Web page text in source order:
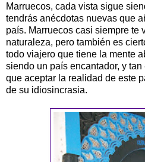
Marruecos, cada vista sigue
tendrás anécdotas nuevas que
país. Marruecos casi siempre te
naturaleza, pero también es
todo viajero que tiene la mente
siendo un país encantador, y
que aceptar la realidad de este
de su idiosincrasia.